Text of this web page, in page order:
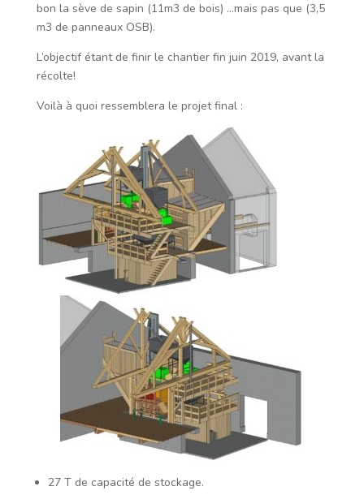
bon la sève de sapin (11m3 de bois) …mais pas que (3,5
m3 de panneaux OSB).
L’objectif étant de finir le chantier fin juin 2019, avant la
récolte!
Voilà à quoi ressemblera le projet final :
27 T de capacité de stockage.